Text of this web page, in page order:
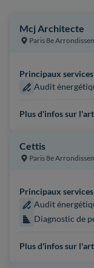
Mcj Architecte
Paris 8e
Principaux
Audit
Plus d'infos sur
Cettis
Paris 8e
Principaux
Audit
Diagnostic de
Plus d'infos sur